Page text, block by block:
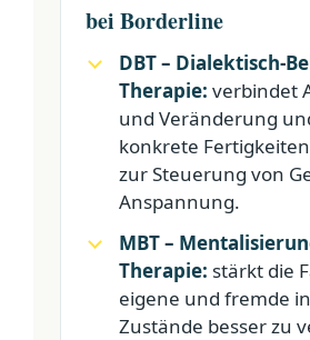
bei Borderline
DBT – Dialektisch-
Therapie: verbindet
und Veränderung
konkrete Fertigkeiten
zur Steuerung von
Anspannung.
MBT –
Therapie: stärkt die
eigene und fremde
Zustände besser zu